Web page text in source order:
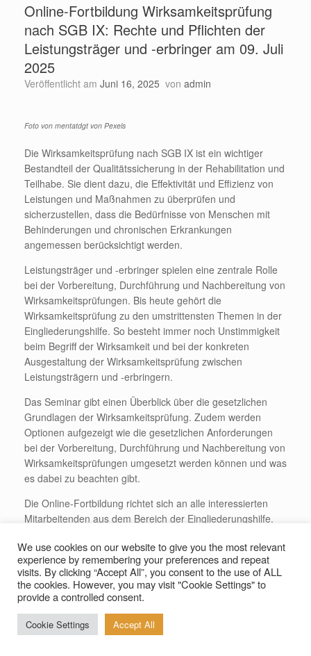
Online-Fortbildung Wirksamkeitsprüfung
nach SGB IX: Rechte und Pflichten der
Leistungsträger und -erbringer am 09. Juli
2025
Veröffentlicht am Juni 16, 2025 von admin
Foto von mentatdgt von Pexels
Die Wirksamkeitsprüfung nach SGB IX ist ein wichtiger
Bestandteil der Qualitätssicherung in der Rehabilitation und
Teilhabe. Sie dient dazu, die Effektivität und Effizienz von
Leistungen und Maßnahmen zu überprüfen und
sicherzustellen, dass die Bedürfnisse von Menschen mit
Behinderungen und chronischen Erkrankungen
angemessen berücksichtigt werden.
Leistungsträger und -erbringer spielen eine zentrale Rolle
bei der Vorbereitung, Durchführung und Nachbereitung von
Wirksamkeitsprüfungen. Bis heute gehört die
Wirksamkeitsprüfung zu den umstrittensten Themen in der
Eingliederungshilfe. So besteht immer noch Unstimmigkeit
beim Begriff der Wirksamkeit und bei der konkreten
Ausgestaltung der Wirksamkeitsprüfung zwischen
Leistungsträgern und -erbringern.
Das Seminar gibt einen Überblick über die gesetzlichen
Grundlagen der Wirksamkeitsprüfung. Zudem werden
Optionen aufgezeigt wie die gesetzlichen Anforderungen
bei der Vorbereitung, Durchführung und Nachbereitung von
Wirksamkeitsprüfungen umgesetzt werden können und was
es dabei zu beachten gibt.
Die Online-Fortbildung richtet sich an alle interessierten
Mitarbeitenden aus dem Bereich der Eingliederungshilfe.
Bundesteilhabegesetz und Erfahrung in der Arbeit mit
Menschen mit Behinderungen mitbringen.
Weitere Informationen finden Sie hier:
Flyer Wirksamkeitsprüfung 2025 Herunterladen
We use cookies on our website to give you the most relevant
experience by remembering your preferences and repeat
visits. By clicking “Accept All”, you consent to the use of ALL
the cookies. However, you may visit "Cookie Settings" to
provide a controlled consent.
Cookie Settings Accept All